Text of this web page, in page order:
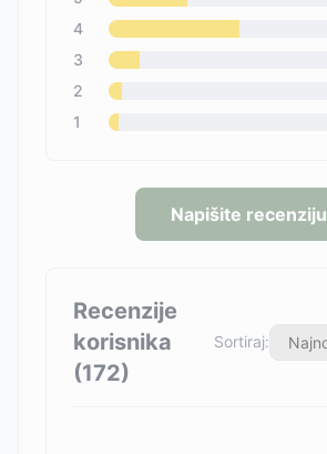
4
3
2
1
Napišite recenziju
Recenzije
korisnika
(172)
Sortiraj: